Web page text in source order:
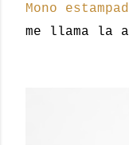
Mono
me llama la